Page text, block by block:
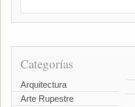
Categorías
Arquitectura
Arte Rupestre